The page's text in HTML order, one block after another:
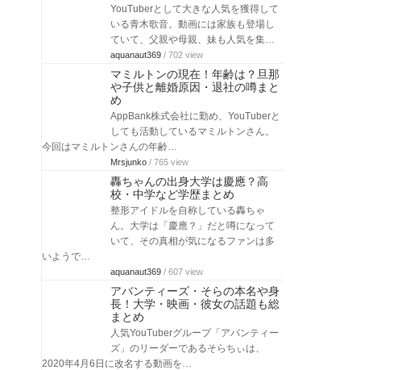
YouTuberとして大きな人気を獲得して
いる青木歌音。動画には家族も登場し
ていて、父親や母親、妹も人気を集…
aquanaut369 / 702 view
マミルトンの現在！年齢は？旦那
や子供と離婚原因・退社の噂まと
め
AppBank株式会社に勤め、YouTuberと
しても活動しているマミルトンさん。
今回はマミルトンさんの年齢…
Mrsjunko / 765 view
轟ちゃんの出身大学は慶應？高
校・中学など学歴まとめ
整形アイドルを自称している轟ちゃ
ん。大学は「慶應？」だと噂になって
いて、その真相が気になるファンは多
いようで…
aquanaut369 / 607 view
アバンティーズ・そらの本名や身
長！大学・映画・彼女の話題も総
まとめ
人気YouTuberグループ「アバンティー
ズ」のリーダーであるそらちぃは、
2020年4月6日に改名する動画を…